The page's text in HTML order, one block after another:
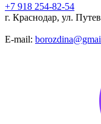
+7 918 254-82-54
г. Краснодар, ул.
E-mail: